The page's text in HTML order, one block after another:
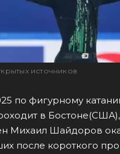
источников
по фигурному
в Бостоне(США),
Михаил Шайдоров
после короткого